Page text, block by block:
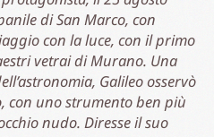
di San Marco, con
con la luce, con il primo
vetrai di Murano. Una
Galileo osservò
con uno strumento ben più
nudo. Diresse il suo